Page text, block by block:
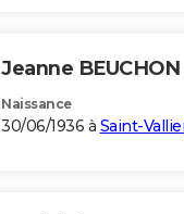
Jeanne BEUCHON
Naissance
30/06/1936 à Saint-